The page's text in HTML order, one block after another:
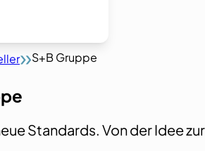
S+B Gruppe
Standards. Von der Idee